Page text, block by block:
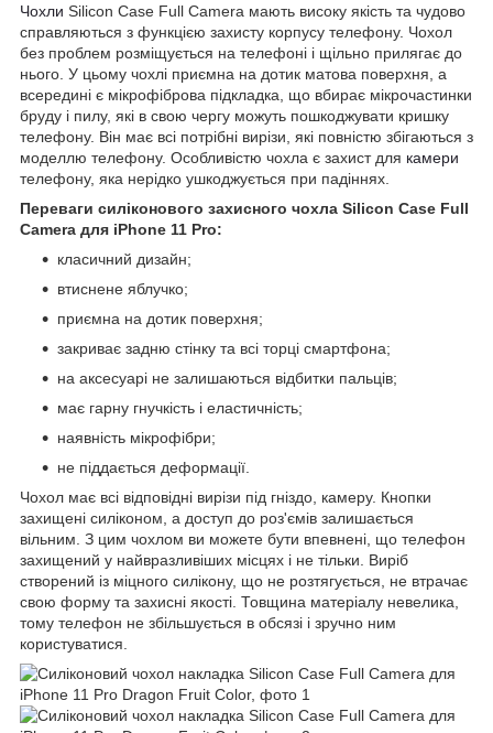
Чохли Silicon Case Full Camera мають високу якість та чудово
справляються з функцією захисту корпусу телефону. Чохол
без проблем розміщується на телефоні і щільно прилягає до
нього. У цьому чохлі приємна на дотик матова поверхня, а
всередині є мікрофіброва підкладка, що вбирає мікрочастинки
бруду і пилу, які в свою чергу можуть пошкоджувати кришку
телефону. Він має всі потрібні вирізи, які повністю збігаються з
моделлю телефону. Особливістю чохла є захист для камери
телефону, яка нерідко ушкоджується при падіннях.
Переваги силіконового захисного чохла Silicon Case Full
Camera для iPhone 11 Pro:
класичний дизайн;
втиснене яблучко;
приємна на дотик поверхня;
закриває задню стінку та всі торці смартфона;
на аксесуарі не залишаються відбитки пальців;
має гарну гнучкість і еластичність;
наявність мікрофібри;
не піддається деформації.
Чохол має всі відповідні вирізи під гніздо, камеру. Кнопки
захищені силіконом, а доступ до роз'ємів залишається
вільним. З цим чохлом ви можете бути впевнені, що телефон
захищений у найвразливіших місцях і не тільки. Виріб
створений із міцного силікону, що не розтягується, не втрачає
свою форму та захисні якості. Товщина матеріалу невелика,
тому телефон не збільшується в обсязі і зручно ним
користуватися.